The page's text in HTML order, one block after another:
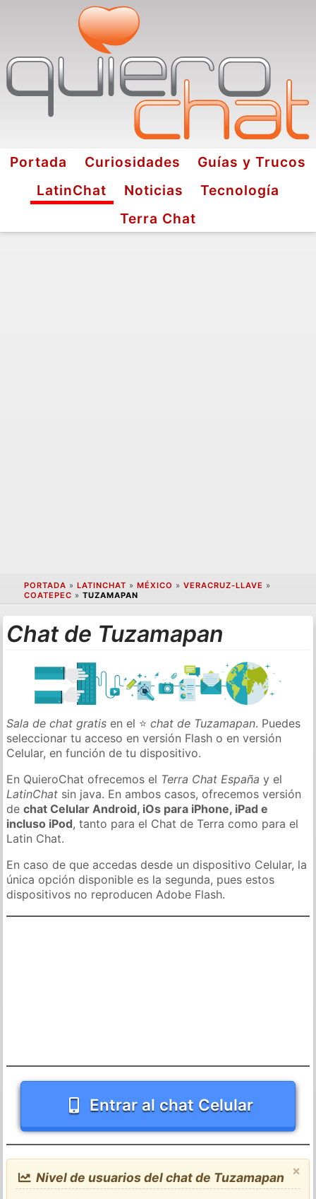
Portada Curiosidades
Guías y Trucos
LatinChat
Noticias
Tecnología
Terra Chat
PORTADA » LATINCHAT » MÉXICO » VERACRUZ-LLAVE »
COATEPEC » TUZAMAPAN
Chat de Tuzamapan
Sala de chat gratis en el ⭐chat de Tuzamapan. Puedes
seleccionar tu acceso en versión Flash o en versión
Celular, en función de tu dispositivo.
En QuieroChat ofrecemos el Terra Chat España y el
LatinChat sin java. En ambos casos, ofrecemos versión
dechat Celular Android, iOs para iPhone, iPad e
incluso iPod, tanto para el Chat de Terra como para el
Latin Chat.
En caso de que accedas desde un dispositivo Celular, la
única opción disponible es la segunda, pues estos
dispositivos no reproducen Adobe Flash.
Entrar al chat Celular
×
Nivel de usuarios del chat de Tuzamapan